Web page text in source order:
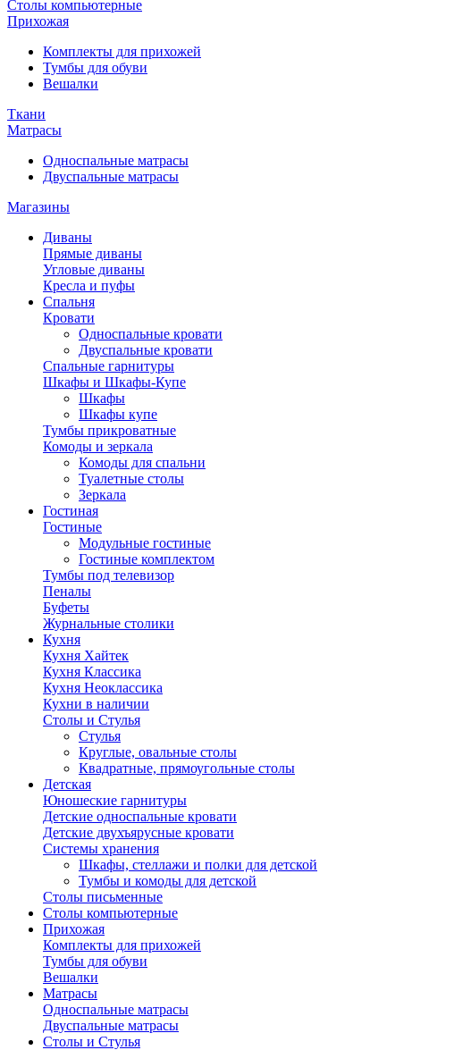
Столы компьютерные
Прихожая
Комплекты для прихожей
Тумбы для обуви
Вешалки
Ткани
Матрасы
Односпальные матрасы
Двуспальные матрасы
Магазины
Диваны
Прямые диваны
Угловые диваны
Кресла и пуфы
Спальня
Кровати
Односпальные кровати
Двуспальные кровати
Спальные гарнитуры
Шкафы и Шкафы-Купе
Шкафы
Шкафы купе
Тумбы прикроватные
Комоды и зеркала
Комоды для спальни
Туалетные столы
Зеркала
Гостиная
Гостиные
Модульные гостиные
Гостиные комплектом
Тумбы под телевизор
Пеналы
Буфеты
Журнальные столики
Кухня
Кухня Хайтек
Кухня Классика
Кухня Неоклассика
Кухни в наличии
Столы и Стулья
Стулья
Круглые, овальные столы
Квадратные, прямоугольные столы
Детская
Юношеские гарнитуры
Детские односпальные кровати
Детские двухъярусные кровати
Системы хранения
Шкафы, стеллажи и полки для детской
Тумбы и комоды для детской
Столы письменные
Столы компьютерные
Прихожая
Комплекты для прихожей
Тумбы для обуви
Вешалки
Матрасы
Односпальные матрасы
Двуспальные матрасы
Столы и Стулья